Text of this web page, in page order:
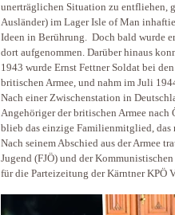
unerträglichen Situation zu entfliehen,
Ausländer) im Lager Isle of Man
Ideen in Berührung. Doch bald wurde
dort aufgenommen. Darüber hinaus
1943 wurde Ernst Fettner Soldat bei
britischen Armee, und nahm im Juli
Nach einer Zwischenstation in
Angehöriger der britischen Armee
blieb das einzige Familienmitglied, das
Nach seinem Abschied aus der Armee
Jugend (FJÖ) und der
für die Parteizeitung der Kärntner KPÖ